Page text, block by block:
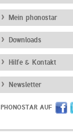
Mein phonostar
Downloads
Hilfe & Kontakt
Newsletter
PHONOSTAR AUF